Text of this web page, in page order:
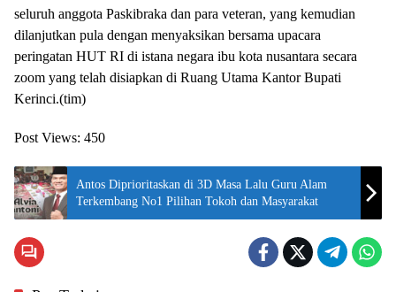
seluruh anggota Paskibraka dan para veteran, yang kemudian
dilanjutkan pula dengan menyaksikan bersama upacara
peringatan HUT RI di istana negara ibu kota nusantara secara
zoom yang telah disiapkan di Ruang Utama Kantor Bupati
Kerinci.(tim)
Post Views: 450
Antos Diprioritaskan di 3D Masa Lalu Guru Alam
Terkembang No1 Pilihan Tokoh dan Masyarakat